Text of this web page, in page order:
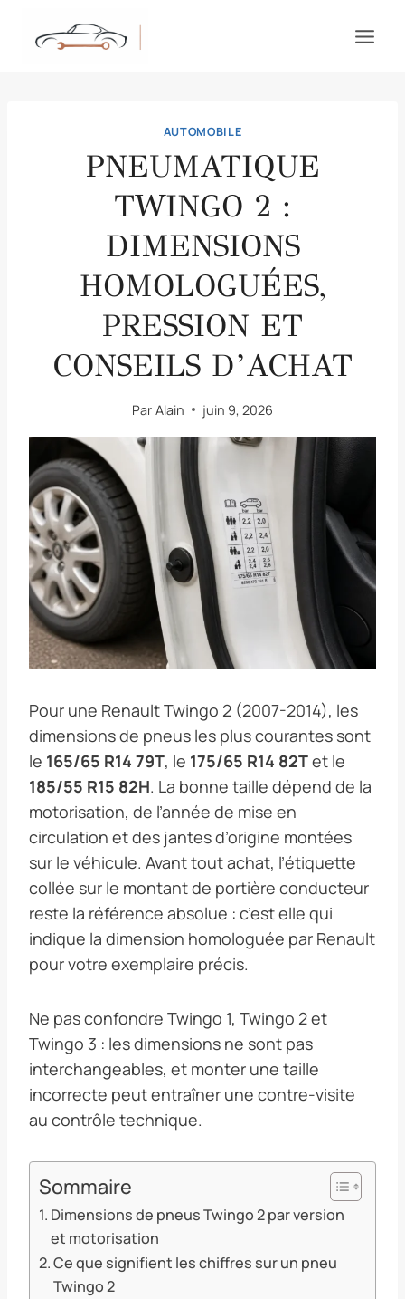
AUTOMOBILE
PNEUMATIQUE
TWINGO 2 :
DIMENSIONS
HOMOLOGUÉES,
PRESSION ET
CONSEILS D’ACHAT
Par Alain juin 9, 2026
Pour une Renault Twingo 2 (2007-2014), les
dimensions de pneus les plus courantes sont
le 165/65 R14 79T, le 175/65 R14 82Tet le
185/55 R15 82H. La bonne taille dépend de la
motorisation, de l’année de mise en
circulation et des jantes d’origine montées
sur le véhicule. Avant tout achat, l’étiquette
collée sur le montant de portière conducteur
reste la référence absolue : c’est elle qui
indique la dimension homologuée par Renault
pour votre exemplaire précis.
Ne pas confondre Twingo 1, Twingo 2 et
Twingo 3 : les dimensions ne sont pas
interchangeables, et monter une taille
incorrecte peut entraîner une contre-visite
au contrôle technique.
Sommaire
Dimensions de pneus Twingo 2 par version
et motorisation
Ce que signifient les chiffres sur un pneu
Twingo 2